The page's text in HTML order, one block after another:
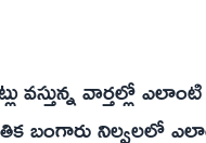
వస్తున్న వార్తల్లో
బంగారు నిల్వలలో